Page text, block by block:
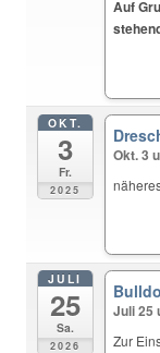
Auf
OKT.
3
Fr.
2025
Okt. 3
JULI
25
Sa.
2026
Juli 25
Zur